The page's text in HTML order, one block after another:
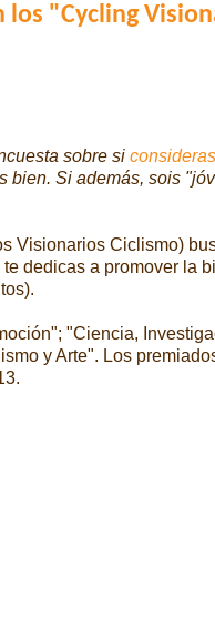
los "Cycling
sobre si
bien. Si además, sois
Visionarios Ciclismo)
dedicas a promover la
"; "Ciencia,
y Arte". Los